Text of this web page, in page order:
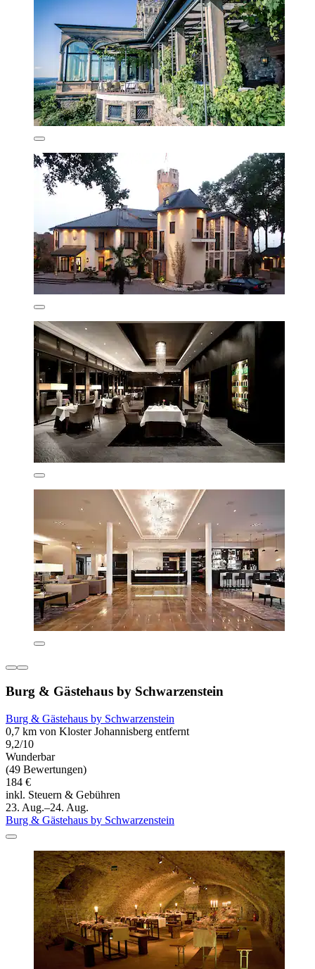
Burg & Gästehaus by Schwarzenstein
Burg & Gästehaus by Schwarzenstein
0,7 km von Kloster Johannisberg entfernt
9,2/10
Wunderbar
(49 Bewertungen)
184 €
inkl. Steuern & Gebühren
23. Aug.–24. Aug.
Burg & Gästehaus by Schwarzenstein